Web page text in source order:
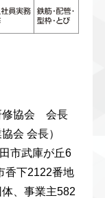
修協会 会長
会 会長）
市武庫が丘6
下2122番地
、事業主582